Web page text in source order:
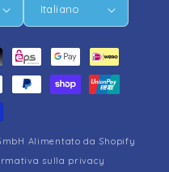
Italiano
Alimentato da Shopify
sulla privacy